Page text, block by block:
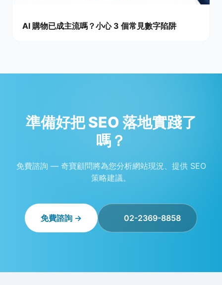
AI 購物已成主流嗎？小心 3 個常見數字陷阱
準備好把 SEO 落地實踐了
嗎？
免費諮詢 — 奇寶顧問將為您分析網站現況、提供 SEO
策略建議。
免費諮詢 → 02-2369-8858